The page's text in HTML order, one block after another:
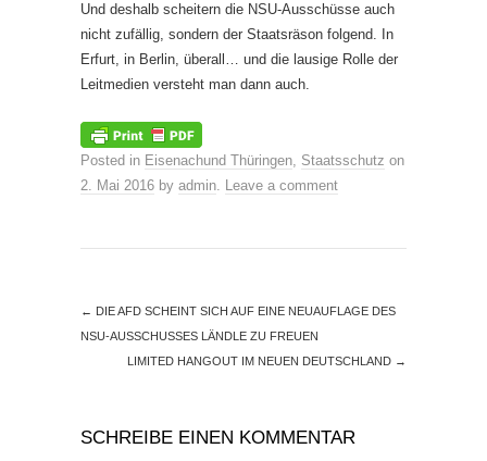
Und deshalb scheitern die NSU-Ausschüsse auch
nicht zufällig, sondern der Staatsräson folgend. In
Erfurt, in Berlin, überall… und die lausige Rolle der
Leitmedien versteht man dann auch.
Posted in Eisenachund Thüringen, Staatsschutz on
2. Mai 2016 by admin. Leave a comment
← DIE AFD SCHEINT SICH AUF EINE NEUAUFLAGE DES
NSU-AUSSCHUSSES LÄNDLE ZU FREUEN
LIMITED HANGOUT IM NEUEN DEUTSCHLAND →
SCHREIBE EINEN KOMMENTAR